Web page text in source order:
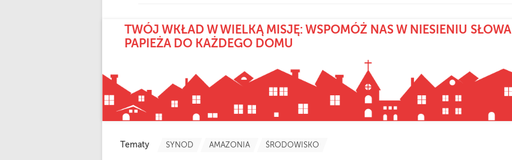
TWÓJ WKŁAD W WIELKĄ MISJĘ: WSPOMÓŻ NAS W NIESIENIU SŁOWA
PAPIEŻA DO KAŻDEGO DOMU
Tematy SYNOD AMAZONIA ŚRODOWISKO